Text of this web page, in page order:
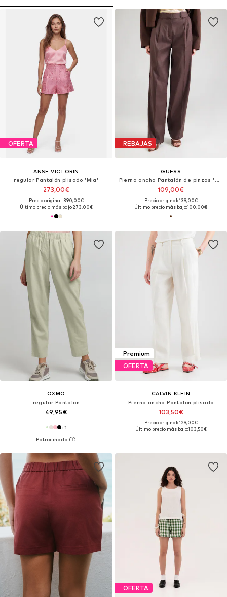
OFERTA
ANSE VICTORIN
regular Pantalón plisado 'Mia'
273,00€
Precio original: 390,00€
Último precio más bajo:273,00€
REBAJAS
GUESS
Pierna ancha Pantalón de pinzas 'Carla'
109,00€
Precio original: 139,00€
Último precio más bajo:100,00€
OXMO
regular Pantalón
49,95€
+1
Premium
OFERTA
CALVIN KLEIN
Pierna ancha Pantalón plisado
103,50€
Precio original: 129,00€
Último precio más bajo:103,50€
OFERTA